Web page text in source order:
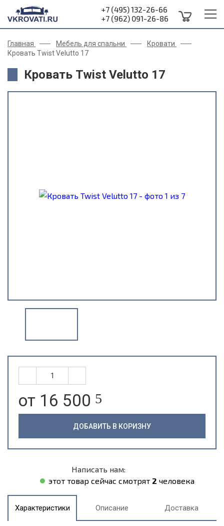
+7 (495) 132-26-66
+7 (962) 091-26-86
Главная Мебель для спальни
Кровати
Кровать Twist Velutto 17
Кровать Twist Velutto 17
от 16 500 5
ДОБАВИТЬ В КОРИЗНУ
Написать нам:
этот товар сейчас смотрят 2 человека
Характеристики Описание Доставка